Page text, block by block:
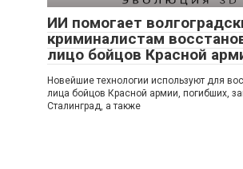
ИИ помогает
криминалистам
лицо бойцов Красной
Новейшие технологии используют для
лица бойцов Красной армии, погибших,
Сталинград, а также